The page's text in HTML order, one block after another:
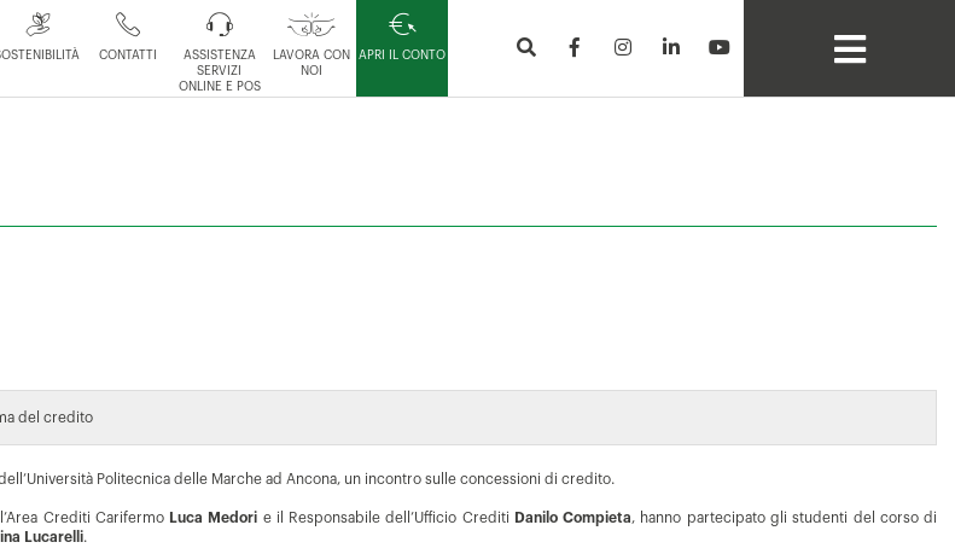
CONTATTI
ASSISTENZA
SERVIZI
ONLINE E POS
LAVORA CON
NOI
APRI IL CONTO
del credito
Politecnica delle Marche ad Ancona, un incontro sulle concessioni di credito.
Crediti Carifermo Luca Medori e il Responsabile dell’Ufficio Crediti Danilo Compieta, hanno partecipato gli studenti del corso di
Lucarelli.